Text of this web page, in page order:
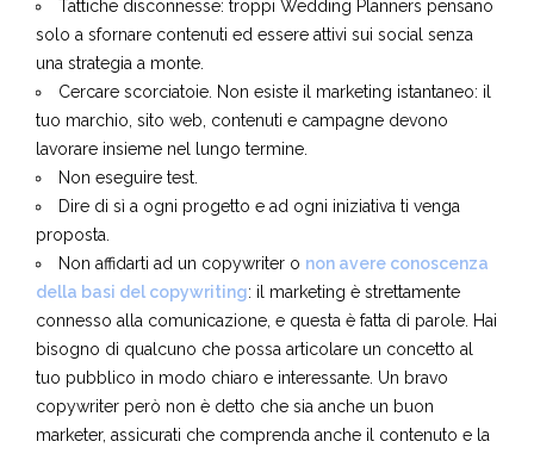
dovrebbe essere concepito con un obiettivo finale.
Non misurare i risultati e non adattarsi di conseguenza.
Tattiche disconnesse: troppi Wedding Planners pensano
solo a sfornare contenuti ed essere attivi sui social senza
una strategia a monte.
Cercare scorciatoie. Non esiste il marketing istantaneo: il
tuo marchio, sito web, contenuti e campagne devono
lavorare insieme nel lungo termine.
Non eseguire test.
Dire di sì a ogni progetto e ad ogni iniziativa ti venga
proposta.
Non affidarti ad un copywriter onon avere conoscenza
della basi del copywriting: il marketing è strettamente
connesso alla comunicazione, e questa è fatta di parole. Hai
bisogno di qualcuno che possa articolare un concetto al
tuo pubblico in modo chiaro e interessante. Un bravo